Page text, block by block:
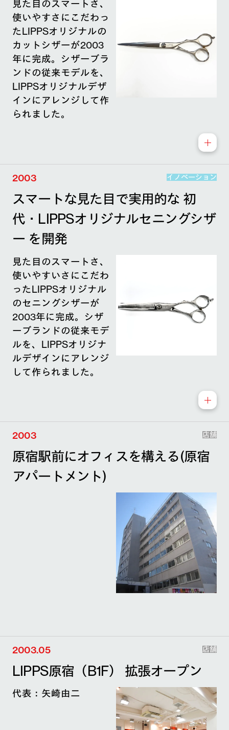
見た目のスマートさ、
使いやすさにこだわっ
たLIPPSオリジナルの
カットシザーが2003
年に完成。シザーブラ
ンドの従来モデルを、
LIPPSオリジナルデザ
インにアレンジして作
られました。
2003 イノベーション
スマートな見た目で実用的な 初
代・LIPPSオリジナルセニングシザ
ー を開発
見た目のスマートさ、
使いやすいさにこだわ
ったLIPPSオリジナル
のセニングシザーが
2003年に完成。シザ
ーブランドの従来モデ
ルを、LIPPSオリジナ
ルデザインにアレンジ
して作られました。
2003 店舗
原宿駅前にオフィスを構える(原宿
アパートメント)
2003.05 店舗
LIPPS原宿（B1F） 拡張オープン
代表：矢崎由二